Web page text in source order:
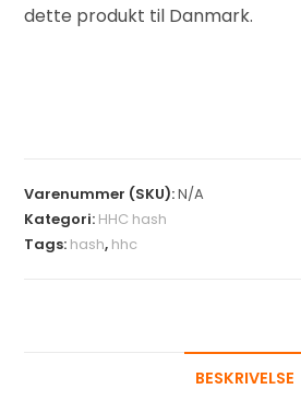
dette produkt til Danmark.
Varenummer (SKU):N/A
Kategori: HHC hash
Tags: hash, hhc
BESKRIVELSE